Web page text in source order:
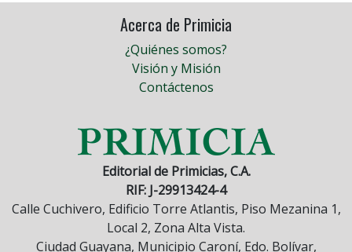
Acerca de Primicia
¿Quiénes somos?
Visión y Misión
Contáctenos
Editorial de Primicias, C.A.
RIF: J-29913424-4
Calle Cuchivero, Edificio Torre Atlantis, Piso Mezanina 1,
Local 2, Zona Alta Vista.
Ciudad Guayana, Municipio Caroní, Edo. Bolívar,